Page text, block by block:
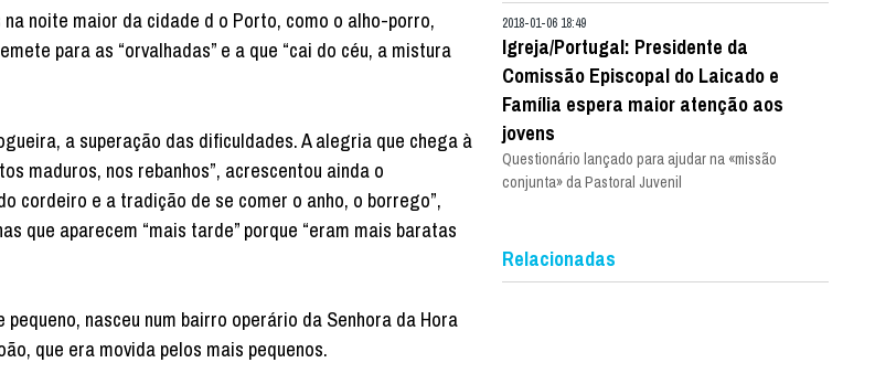
noite maior da cidade d o Porto, como o alho-porro,
para as “orvalhadas” e a que “cai do céu, a mistura
a superação das dificuldades. A alegria que chega à
maduros, nos rebanhos”, acrescentou ainda o
cordeiro e a tradição de se comer o anho, o borrego”,
que aparecem “mais tarde” porque “eram mais baratas
nasceu num bairro operário da Senhora da Hora
que era movida pelos mais pequenos.
2018-01-06 18:49
Igreja/Portugal: Presidente da
Comissão Episcopal do Laicado e
Família espera maior atenção aos
jovens
Questionário lançado para ajudar na «missão
conjunta» da Pastoral Juvenil
Relacionadas